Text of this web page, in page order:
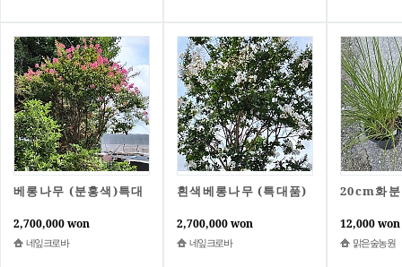
베롱나무 (분홍색)특대
2,700,000 won
네잎크로바
흰색베롱나무 (특대품)
2,700,000 won
네잎크로바
12,000 won
맑은숲농원